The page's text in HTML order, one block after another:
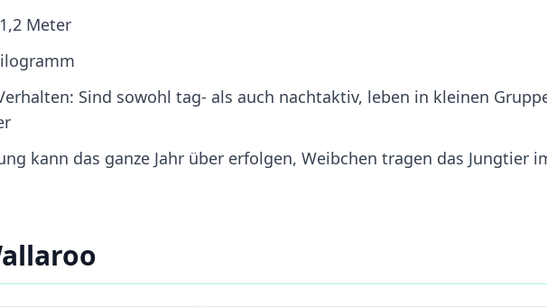
Meter
Sind sowohl tag- als auch nachtaktiv, leben in kleinen
kann das ganze Jahr über erfolgen, Weibchen tragen das Jungtier